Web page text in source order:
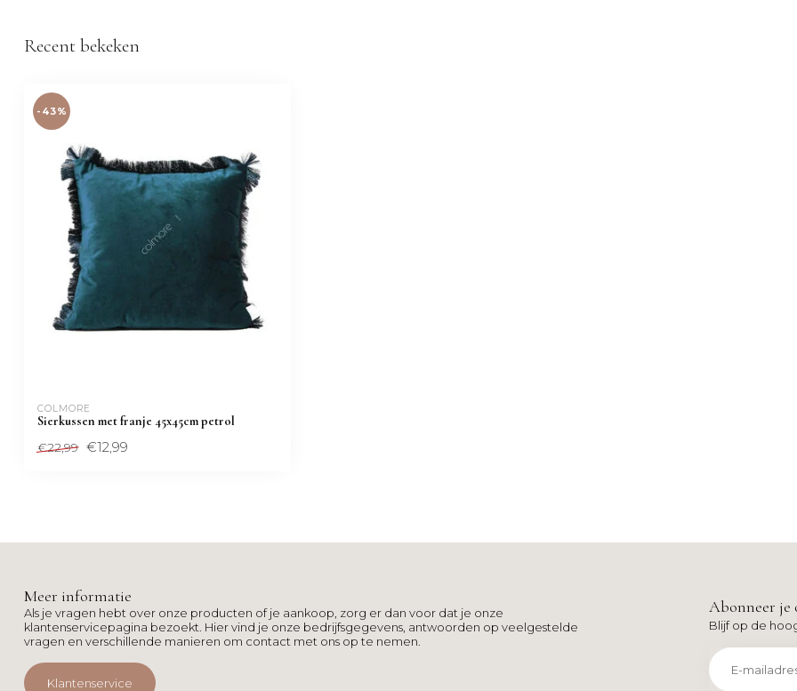
Recent bekeken
-43%
COLMORE
Sierkussen met franje 45x45cm petrol
€22,99 €12,99
Meer informatie
Als je vragen hebt over onze producten of je aankoop, zorg er dan voor dat je onze
klantenservicepagina bezoekt. Hier vind je onze bedrijfsgegevens, antwoorden op veelgestelde
vragen en verschillende manieren om contact met ons op te nemen.
Klantenservice
Abonneer je
Blijf op de